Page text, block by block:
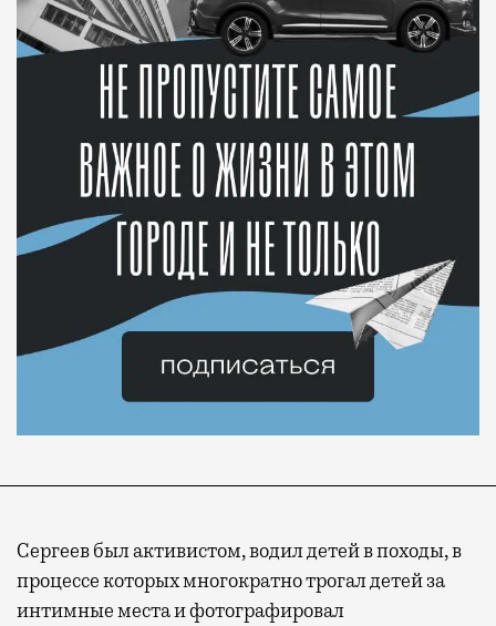
Сергеев был активистом, водил детей в походы, в
процессе которых многократно трогал детей за
интимные места и фотографировал